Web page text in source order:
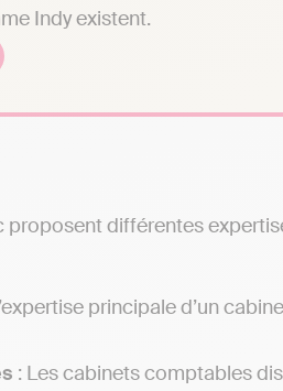
Indy existent.
différentes
principale d’un
: Les cabinets comptables